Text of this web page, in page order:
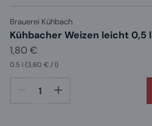
Brauerei Kühbach
Kühbacher Weizen leicht 0,5 l
1,80 €
0.5 l (3,60 € / l)